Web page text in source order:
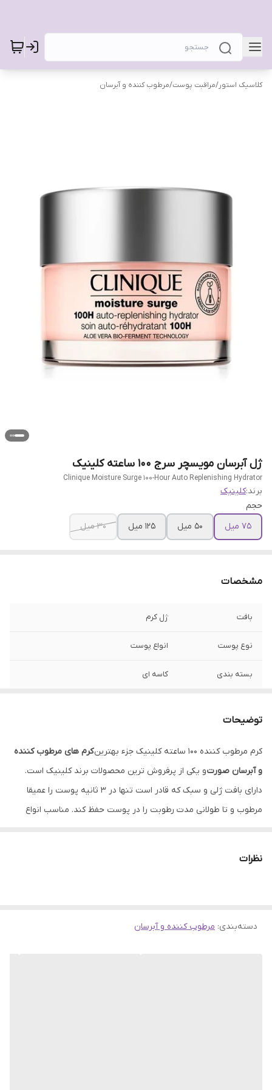
کلاسیک استور/مراقبت پوست/مرطوب کننده و آبرسان
ژل آبرسان مویسچر سرج 100 ساعته کلینیک
Clinique Moisture Surge 100-Hour Auto Replenishing Hydrator
برند:کلینیک
حجم
75 میل
50 میل ۱۲۵ میل 30 میل
مشخصات
بافت ژل کرم
نوع پوست انواع پوست
بسته بندی کاسه ای
توضیحات
کرم مرطوب کننده ۱۰۰‌ ساعته کلینیک جزء بهترین
کرم های مرطوب کننده
و آبرسان صورتو یکی از پرفروش ترین محصولات برند کلینیک است.
دارای بافت ژلی و سبک که قادر است تنها در 3 ثانیه پوست را عمیقا
مرطوب و تا طولانی مدت رطوبت را در پوست حفظ کند. مناسب انواع
فواید آبرسان کلینیک
نظرات
دسته‌بندی: مرطوب کننده و آبرسان